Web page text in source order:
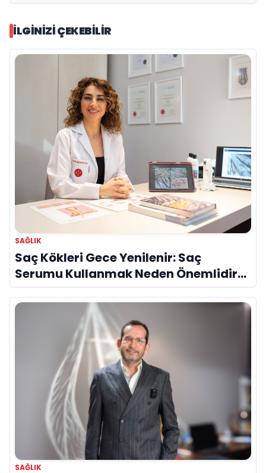
İLGINIZI ÇEKEBILIR
SAĞLIK
Saç Kökleri Gece Yenilenir: Saç
Serumu Kullanmak Neden Önemlidir?
Evrim Bayraktar Anlatıyor
SAĞLIK